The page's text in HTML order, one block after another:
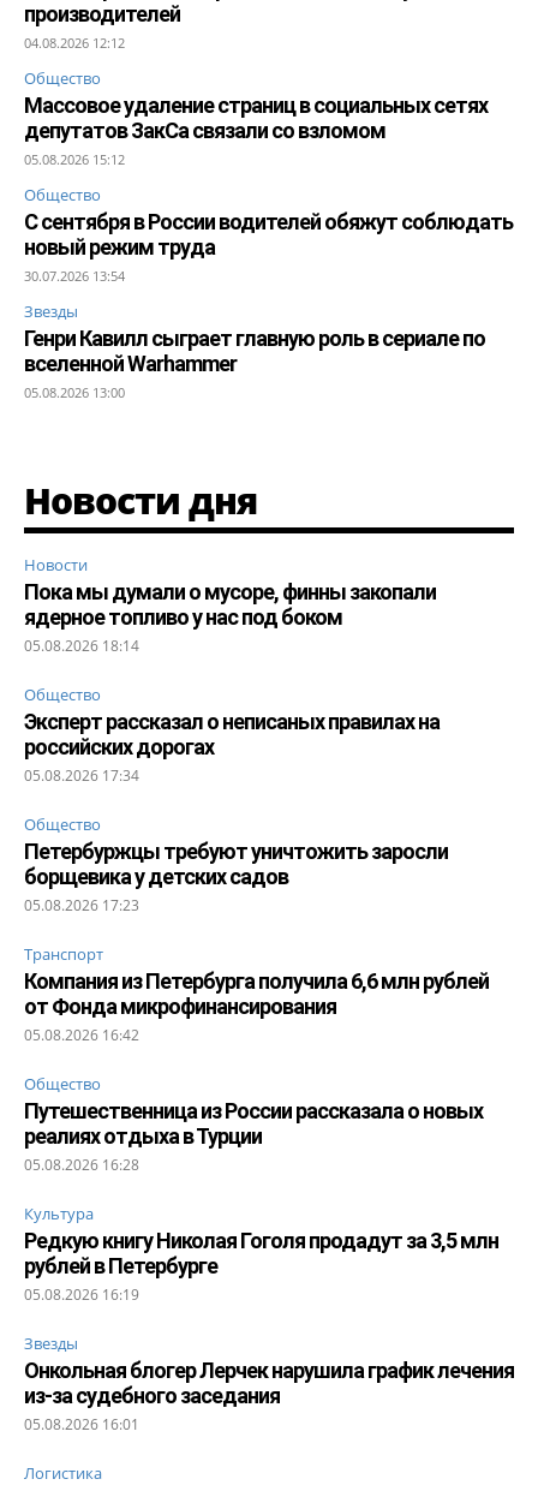
производителей
04.08.2026 12:12
Общество
Массовое удаление страниц в социальных сетях
депутатов ЗакСа связали со взломом
05.08.2026 15:12
Общество
С сентября в России водителей обяжут соблюдать
новый режим труда
30.07.2026 13:54
Звезды
Генри Кавилл сыграет главную роль в сериале по
вселенной Warhammer
05.08.2026 13:00
Новости дня
Новости
Пока мы думали о мусоре, финны закопали
ядерное топливо у нас под боком
05.08.2026 18:14
Общество
Эксперт рассказал о неписаных правилах на
российских дорогах
05.08.2026 17:34
Общество
Петербуржцы требуют уничтожить заросли
борщевика у детских садов
05.08.2026 17:23
Транспорт
Компания из Петербурга получила 6,6 млн рублей
от Фонда микрофинансирования
05.08.2026 16:42
Общество
Путешественница из России рассказала о новых
реалиях отдыха в Турции
05.08.2026 16:28
Культура
Редкую книгу Николая Гоголя продадут за 3,5 млн
рублей в Петербурге
05.08.2026 16:19
Звезды
Онкольная блогер Лерчек нарушила график лечения
из-за судебного заседания
05.08.2026 16:01
Логистика